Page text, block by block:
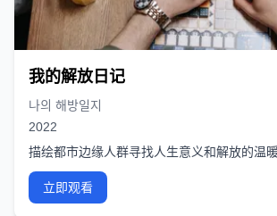
我的解放日记
나의 해방일지
2022
描绘都市边缘人群寻找人生意义和解放的温暖
立即观看